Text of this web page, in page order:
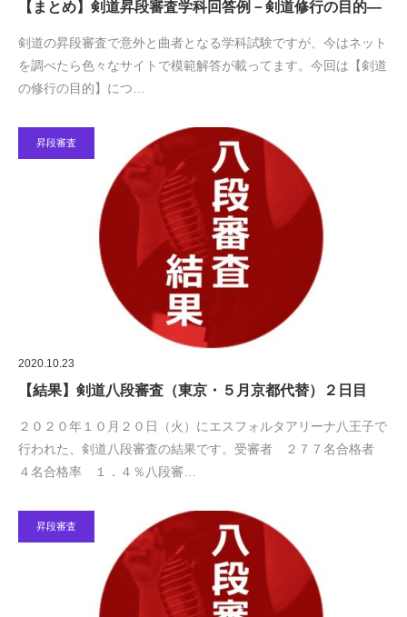
【まとめ】剣道昇段審査学科回答例－剣道修行の目的―
剣道の昇段審査で意外と曲者となる学科試験ですが、今はネット
を調べたら色々なサイトで模範解答が載ってます。今回は【剣道
の修行の目的】につ…
昇段審査
2020.10.23
【結果】剣道八段審査（東京・５月京都代替）２日目
２０２０年１０月２０日（火）にエスフォルタアリーナ八王子で
行われた、剣道八段審査の結果です。受審者 ２７７名合格者
４名合格率 １．４％八段審…
昇段審査